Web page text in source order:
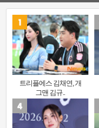
트리플에스 김채연, 개
그맨 김규..